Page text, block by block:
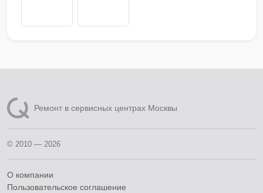
Ремонт в сервисных центрах Москвы
© 2010 — 2026
О компании
Пользовательское соглашение